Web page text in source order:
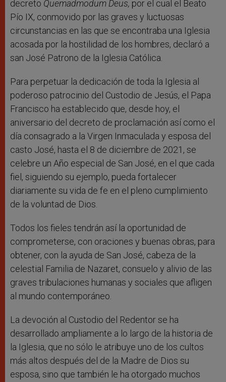
decreto Quemadmodum Deus, por el cual el Beato
Pío IX, conmovido por las graves y luctuosas
circunstancias en las que se encontraba una Iglesia
acosada por la hostilidad de los hombres, declaró a
san José Patrono de la Iglesia Católica.
Para perpetuar la dedicación de toda la Iglesia al
poderoso patrocinio del Custodio de Jesús, el Papa
Francisco ha establecido que, desde hoy, el
aniversario del decreto de proclamación así como el
día consagrado a la Virgen Inmaculada y esposa del
casto José, hasta el 8 de diciembre de 2021, se
celebre un Año especial de San José, en el que cada
fiel, siguiendo su ejemplo, pueda fortalecer
diariamente su vida de fe en el pleno cumplimiento
de la voluntad de Dios.
Todos los fieles tendrán así la oportunidad de
comprometerse, con oraciones y buenas obras, para
obtener, con la ayuda de San José, cabeza de la
celestial Familia de Nazaret, consuelo y alivio de las
graves tribulaciones humanas y sociales que afligen
al mundo contemporáneo.
La devoción al Custodio del Redentor se ha
desarrollado ampliamente a lo largo de la historia de
la Iglesia, que no sólo le atribuye uno de los cultos
más altos después del de la Madre de Dios su
esposa, sino que también le ha otorgado muchos